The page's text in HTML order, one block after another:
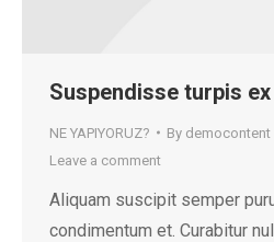
Suspendisse turpis
NE YAPIYORUZ? By democontent
Leave a comment
Aliquam suscipit semper
condimentum et. Curabitur